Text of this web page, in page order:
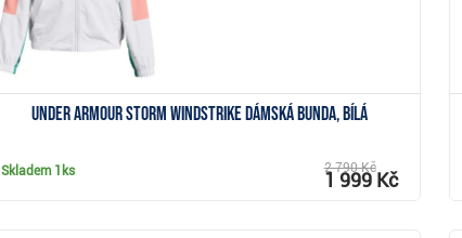
Under Armour Storm Windstrike dámská bunda, bílá
Skladem 1ks 2 790 Kč
1 999 Kč